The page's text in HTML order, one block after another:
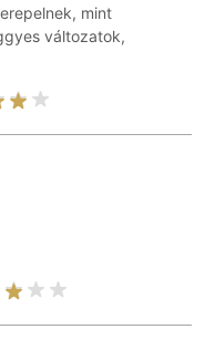
mint
változatok,